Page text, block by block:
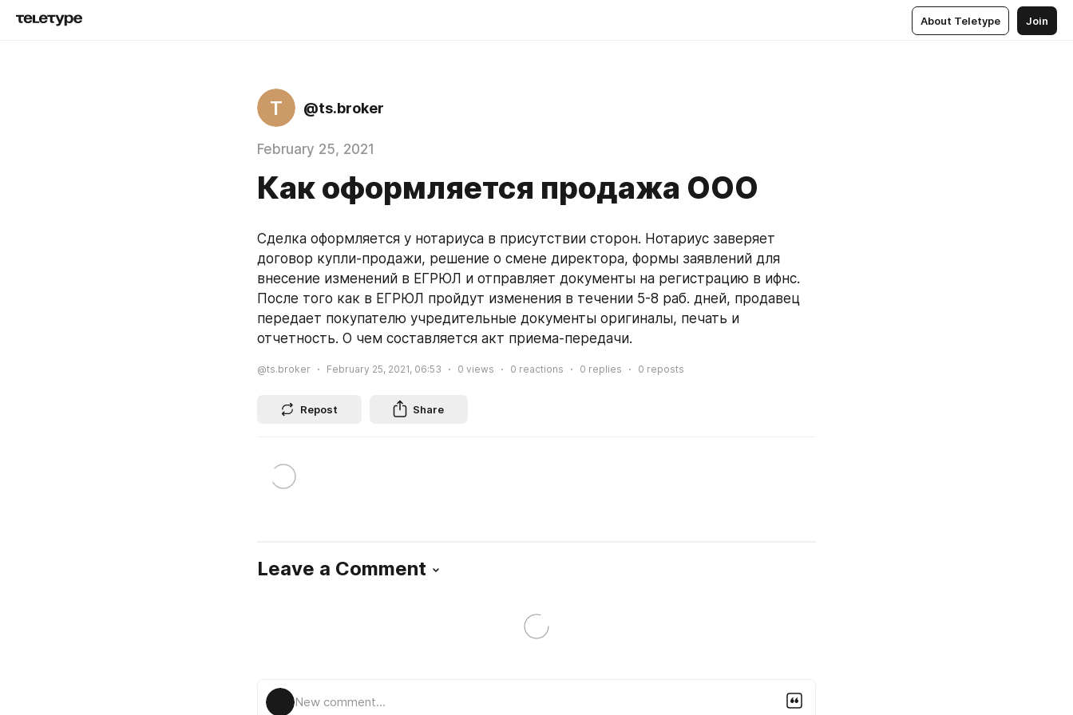
About Teletype Join
T @ts.broker
February 25, 2021
Как оформляется продажа ООО
Сделка оформляется у нотариуса в присутствии сторон. Нотариус заверяет
договор купли-продажи, решение о смене директора, формы заявлений для
внесение изменений в ЕГРЮЛ и отправляет документы на регистрацию в ифнс.
После того как в ЕГРЮЛ пройдут изменения в течении 5-8 раб. дней, продавец
передает покупателю учредительные документы оригиналы, печать и
отчетность. О чем составляется акт приема-передачи.
@ts.broker February 25, 2021, 06:53 0 views 0 reactions 0 replies 0 reposts
Repost Share
Leave a Comment